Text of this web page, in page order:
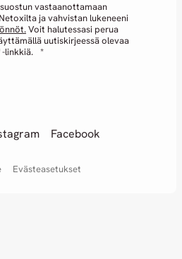
Evästeasetukset
vastaanottamaan
ja vahvistan lukeneeni
Voit halutessasi perua
uutiskirjeessä olevaa
linkkiä. *
Facebook